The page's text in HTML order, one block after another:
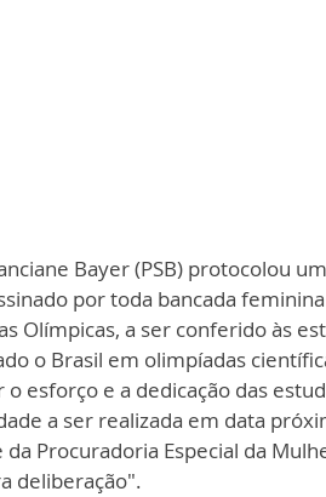
Bayer (PSB) protocolou
por toda bancada
Olímpicas, a ser conferido às
o Brasil em olimpíadas
esforço e a dedicação das
a ser realizada em data
Procuradoria Especial da
deliberação".